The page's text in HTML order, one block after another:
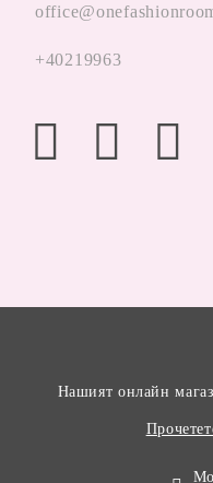
+40219963
Нашият онлайн